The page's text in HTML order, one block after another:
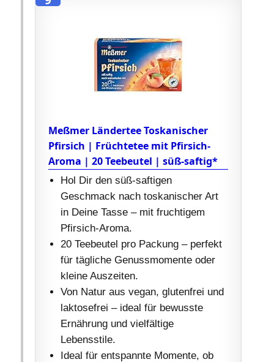
Meßmer Ländertee Toskanischer
Pfirsich | Früchtetee mit Pfirsich-
Aroma | 20 Teebeutel | süß-saftig*
Hol Dir den süß-saftigen
Geschmack nach toskanischer Art
in Deine Tasse – mit fruchtigem
Pfirsich-Aroma.
20 Teebeutel pro Packung – perfekt
für tägliche Genussmomente oder
kleine Auszeiten.
Von Natur aus vegan, glutenfrei und
laktosefrei – ideal für bewusste
Ernährung und vielfältige
Lebensstile.
Ideal für entspannte Momente, ob